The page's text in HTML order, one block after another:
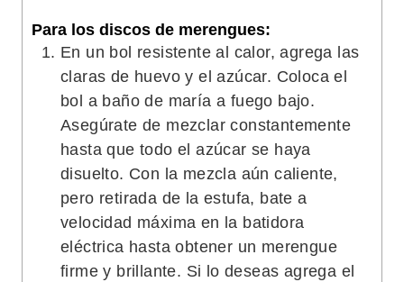
Para los discos de merengues:
En un bol resistente al calor, agrega las
claras de huevo y el azúcar. Coloca el
bol a baño de maría a fuego bajo.
Asegúrate de mezclar constantemente
hasta que todo el azúcar se haya
disuelto. Con la mezcla aún caliente,
pero retirada de la estufa, bate a
velocidad máxima en la batidora
eléctrica hasta obtener un merengue
firme y brillante. Si lo deseas agrega el